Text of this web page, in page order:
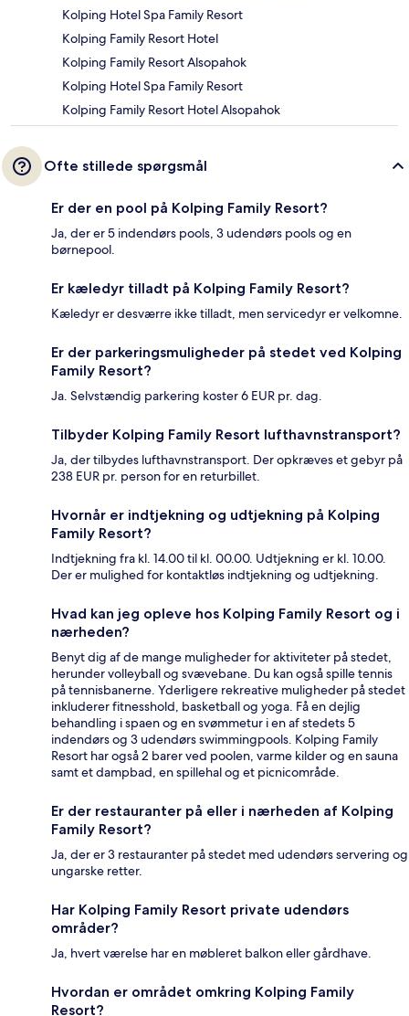
Kolping Hotel Spa Family Resort
Kolping Family Resort Hotel
Kolping Family Resort Alsopahok
Kolping Hotel Spa Family Resort
Kolping Family Resort Hotel Alsopahok
Ofte stillede spørgsmål
Er der en pool på Kolping Family Resort?
Ja, der er 5 indendørs pools, 3 udendørs pools og en
børnepool.
Er kæledyr tilladt på Kolping Family Resort?
Kæledyr er desværre ikke tilladt, men servicedyr er velkomne.
Er der parkeringsmuligheder på stedet ved Kolping
Family Resort?
Ja. Selvstændig parkering koster 6 EUR pr. dag.
Tilbyder Kolping Family Resort lufthavnstransport?
Ja, der tilbydes lufthavnstransport. Der opkræves et gebyr på
238 EUR pr. person for en returbillet.
Hvornår er indtjekning og udtjekning på Kolping
Family Resort?
Indtjekning fra kl. 14.00 til kl. 00.00. Udtjekning er kl. 10.00.
Der er mulighed for kontaktløs indtjekning og udtjekning.
Hvad kan jeg opleve hos Kolping Family Resort og i
nærheden?
Benyt dig af de mange muligheder for aktiviteter på stedet,
herunder volleyball og svævebane. Du kan også spille tennis
på tennisbanerne. Yderligere rekreative muligheder på stedet
inkluderer fitnesshold, basketball og yoga. Få en dejlig
behandling i spaen og en svømmetur i en af stedets 5
indendørs og 3 udendørs swimmingpools. Kolping Family
Resort har også 2 barer ved poolen, varme kilder og en sauna
samt et dampbad, en spillehal og et picnicområde.
Er der restauranter på eller i nærheden af Kolping
Family Resort?
Ja, der er 3 restauranter på stedet med udendørs servering og
ungarske retter.
Har Kolping Family Resort private udendørs
områder?
Ja, hvert værelse har en møbleret balkon eller gårdhave.
Hvordan er området omkring Kolping Family
Resort?